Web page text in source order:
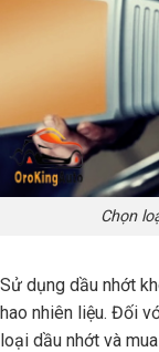
Chọn
Sử dụng dầu nhớt
hao nhiên liệu. Đối
loại dầu nhớt và